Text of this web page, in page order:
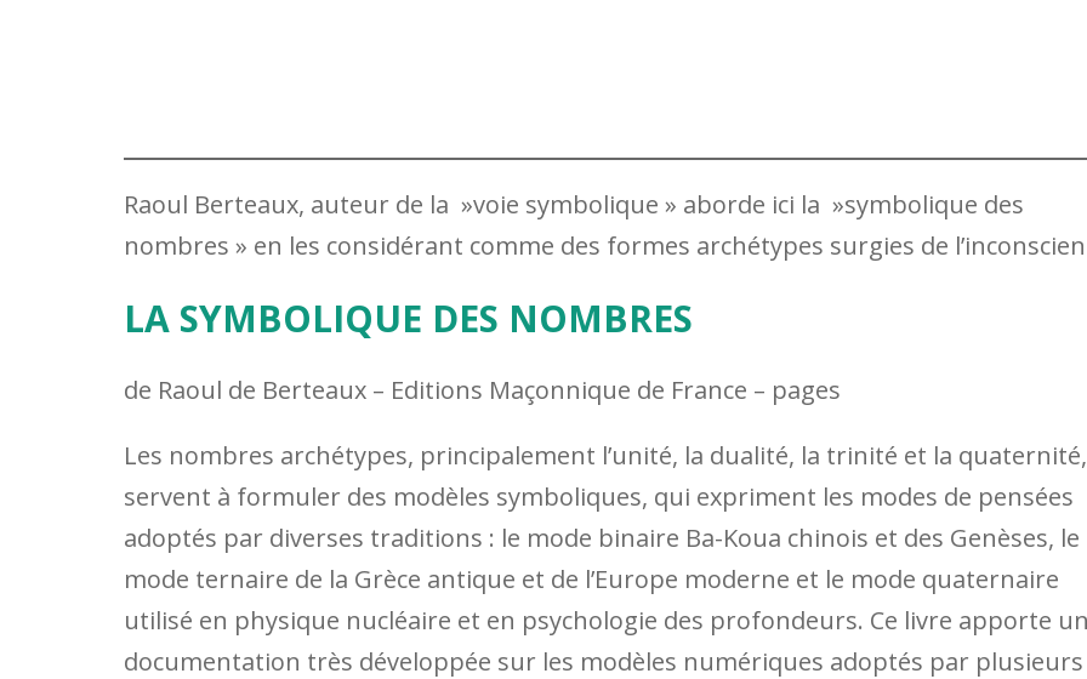
Raoul Berteaux, auteur de la »voie symbolique » aborde ici la »symbolique des
nombres » en les considérant comme des formes archétypes surgies de
LA SYMBOLIQUE DES NOMBRES
de Raoul de Berteaux – Editions Maçonnique de France – pages
Les nombres archétypes, principalement l’unité, la dualité, la trinité et la quaternité,
servent à formuler des modèles symboliques, qui expriment les modes de pensées
adoptés par diverses traditions : le mode binaire Ba-Koua chinois et des Genèses, le
mode ternaire de la Grèce antique et de l’Europe moderne et le mode quaternaire
utilisé en physique nucléaire et en psychologie des profondeurs. Ce livre apporte
documentation très développée sur les modèles numériques adoptés par plusieurs